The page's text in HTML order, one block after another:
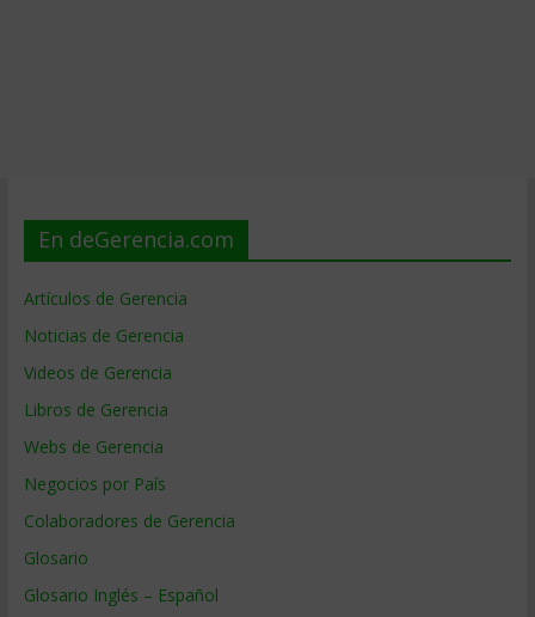
En deGerencia.com
Artículos de Gerencia
Noticias de Gerencia
Videos de Gerencia
Libros de Gerencia
Webs de Gerencia
Negocios por País
Colaboradores de Gerencia
Glosario
Glosario Inglés – Español